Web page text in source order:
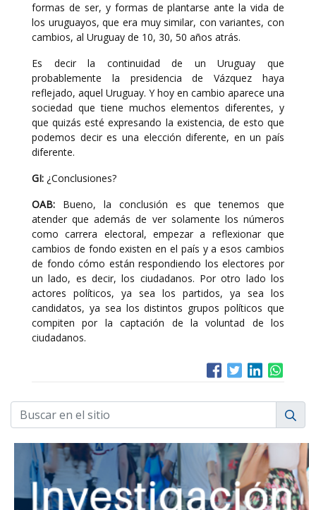
formas de ser, y formas de plantarse ante la vida de
los uruguayos, que era muy similar, con variantes, con
cambios, al Uruguay de 10, 30, 50 años atrás.
Es decir la continuidad de un Uruguay que
probablemente la presidencia de Vázquez haya
reflejado, aquel Uruguay. Y hoy en cambio aparece una
sociedad que tiene muchos elementos diferentes, y
que quizás esté expresando la existencia, de esto que
podemos decir es una elección diferente, en un país
diferente.
GI: ¿Conclusiones?
OAB: Bueno, la conclusión es que tenemos que
atender que además de ver solamente los números
como carrera electoral, empezar a reflexionar que
cambios de fondo existen en el país y a esos cambios
de fondo cómo están respondiendo los electores por
un lado, es decir, los ciudadanos. Por otro lado los
actores políticos, ya sea los partidos, ya sea los
candidatos, ya sea los distintos grupos políticos que
compiten por la captación de la voluntad de los
ciudadanos.